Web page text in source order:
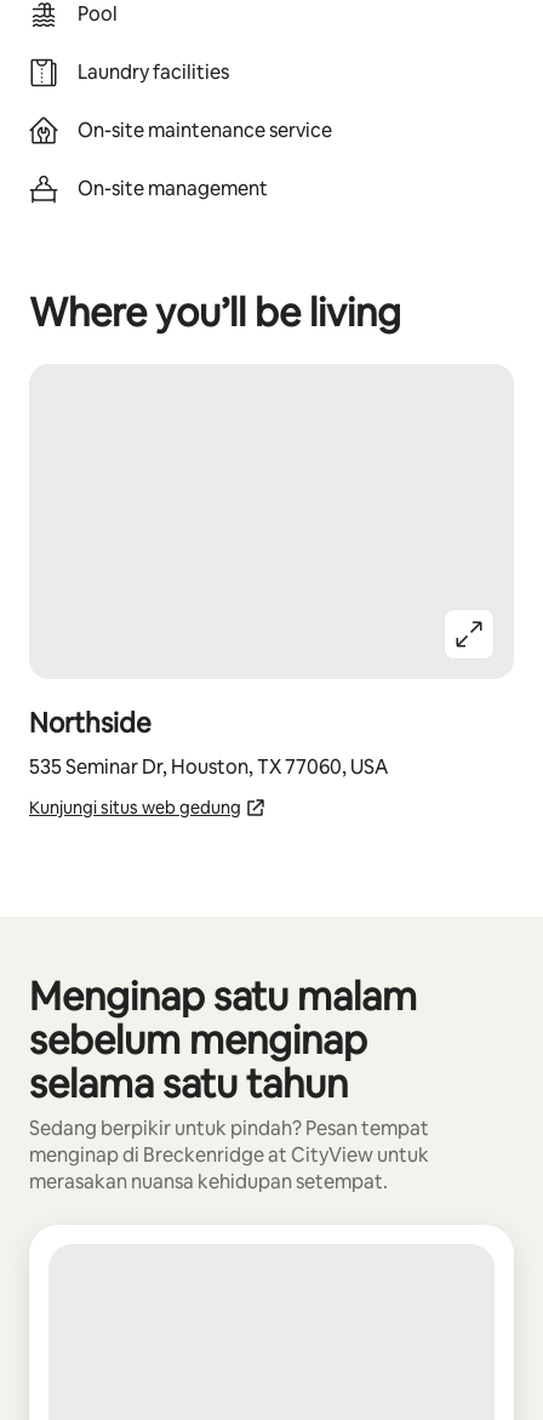
Pool
Laundry facilities
On-site maintenance service
On-site management
Where you’ll be living
Northside
535 Seminar Dr, Houston, TX 77060, USA
Kunjungi situs web gedung
Menginap satu malam
sebelum menginap
selama satu tahun
Sedang berpikir untuk pindah? Pesan tempat
menginap di Breckenridge at CityView untuk
merasakan nuansa kehidupan setempat.
Menampilkan 0 dari 0 item